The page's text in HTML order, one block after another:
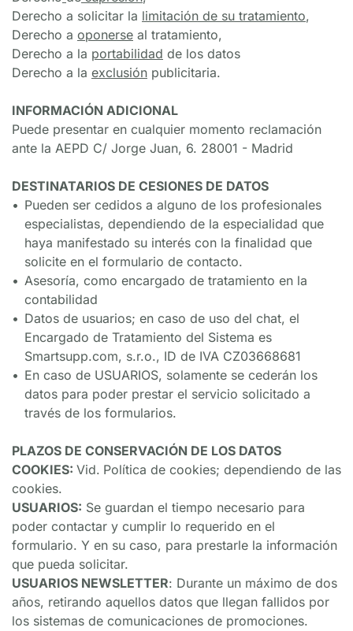
Derecho a solicitar la limitación de su tratamiento,
Derecho a oponerse al tratamiento,
Derecho a la portabilidad de los datos
Derecho a la exclusión publicitaria.
INFORMACIÓN ADICIONAL
Puede presentar en cualquier momento reclamación
ante la AEPD C/ Jorge Juan, 6. 28001 - Madrid
DESTINATARIOS DE CESIONES DE DATOS
Pueden ser cedidos a alguno de los profesionales
especialistas, dependiendo de la especialidad que
haya manifestado su interés con la finalidad que
solicite en el formulario de contacto.
Asesoría, como encargado de tratamiento en la
contabilidad
Datos de usuarios; en caso de uso del chat, el
Encargado de Tratamiento del Sistema es
Smartsupp.com, s.r.o., ID de IVA CZ03668681
En caso de USUARIOS, solamente se cederán los
datos para poder prestar el servicio solicitado a
través de los formularios.
PLAZOS DE CONSERVACIÓN DE LOS DATOS
COOKIES: Vid. Política de cookies; dependiendo de las
cookies.
USUARIOS: Se guardan el tiempo necesario para
poder contactar y cumplir lo requerido en el
formulario. Y en su caso, para prestarle la información
que pueda solicitar.
USUARIOS NEWSLETTER: Durante un máximo de dos
años, retirando aquellos datos que llegan fallidos por
los sistemas de comunicaciones de promociones.